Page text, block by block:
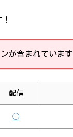
！
が含まれています
配信
◯